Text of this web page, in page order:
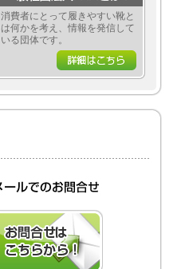
消費者にとって履きやすい靴と
は何かを考え、情報を発信して
いる団体です。